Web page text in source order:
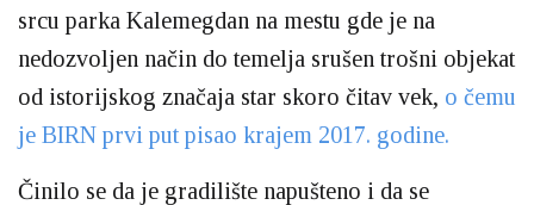
srcu parka Kalemegdan na mestu gde je na
nedozvoljen način do temelja srušen trošni objekat
od istorijskog značaja star skoro čitav vek, o čemu
je BIRN prvi put pisao krajem 2017. godine.
Činilo se da je gradilište napušteno i da se